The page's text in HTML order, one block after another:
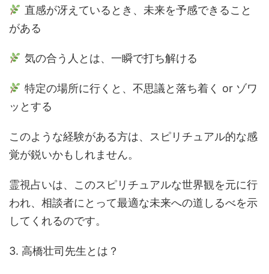
直感が冴えているとき、未来を予感できること
がある
気の合う人とは、一瞬で打ち解ける
特定の場所に行くと、不思議と落ち着く or ゾワ
ッとする
このような経験がある方は、スピリチュアル的な感
覚が鋭いかもしれません。
霊視占いは、このスピリチュアルな世界観を元に行
われ、相談者にとって最適な未来への道しるべを示
してくれるのです。
3. 高橋壮司先生とは？